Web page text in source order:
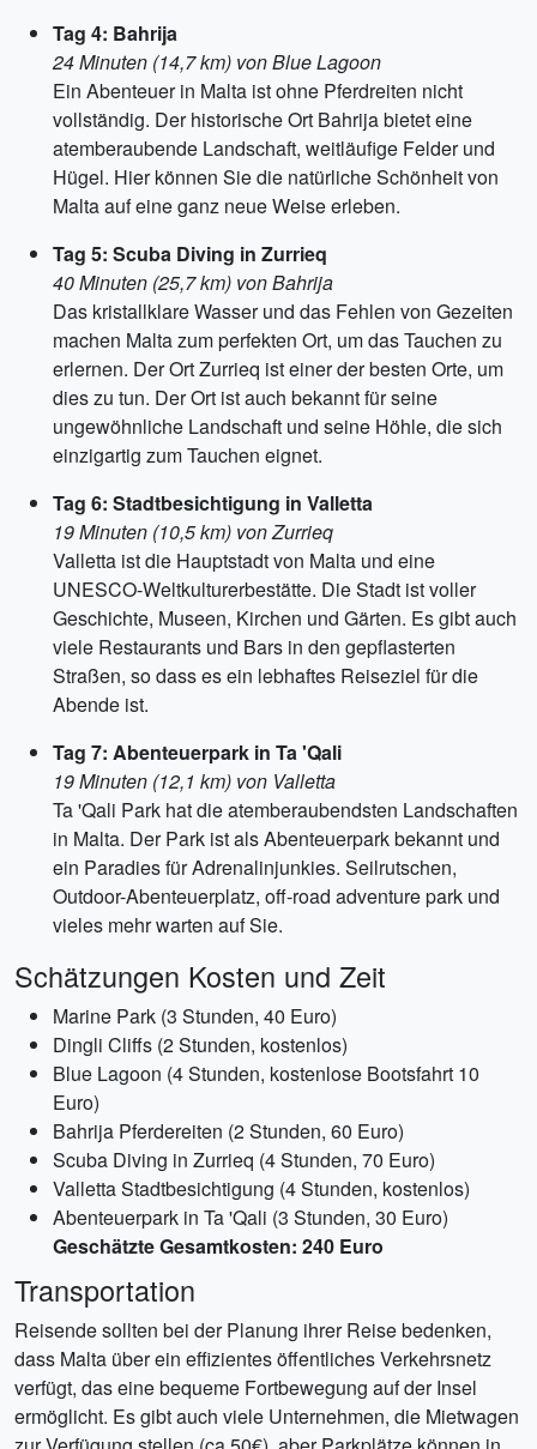
Tag 4: Bahrija
24 Minuten (14,7 km) von Blue Lagoon
Ein Abenteuer in Malta ist ohne Pferdreiten nicht
vollständig. Der historische Ort Bahrija bietet eine
atemberaubende Landschaft, weitläufige Felder und
Hügel. Hier können Sie die natürliche Schönheit von
Malta auf eine ganz neue Weise erleben.
Tag 5: Scuba Diving in Zurrieq
40 Minuten (25,7 km) von Bahrija
Das kristallklare Wasser und das Fehlen von Gezeiten
machen Malta zum perfekten Ort, um das Tauchen zu
erlernen. Der Ort Zurrieq ist einer der besten Orte, um
dies zu tun. Der Ort ist auch bekannt für seine
ungewöhnliche Landschaft und seine Höhle, die sich
einzigartig zum Tauchen eignet.
Tag 6: Stadtbesichtigung in Valletta
19 Minuten (10,5 km) von Zurrieq
Valletta ist die Hauptstadt von Malta und eine
UNESCO-Weltkulturerbestätte. Die Stadt ist voller
Geschichte, Museen, Kirchen und Gärten. Es gibt auch
viele Restaurants und Bars in den gepflasterten
Straßen, so dass es ein lebhaftes Reiseziel für die
Abende ist.
Tag 7: Abenteuerpark in Ta 'Qali
19 Minuten (12,1 km) von Valletta
Ta 'Qali Park hat die atemberaubendsten Landschaften
in Malta. Der Park ist als Abenteuerpark bekannt und
ein Paradies für Adrenalinjunkies. Seilrutschen,
Outdoor-Abenteuerplatz, off-road adventure park und
vieles mehr warten auf Sie.
Schätzungen Kosten und Zeit
Marine Park (3 Stunden, 40 Euro)
Dingli Cliffs (2 Stunden, kostenlos)
Blue Lagoon (4 Stunden, kostenlose Bootsfahrt 10
Euro)
Bahrija Pferdereiten (2 Stunden, 60 Euro)
Scuba Diving in Zurrieq (4 Stunden, 70 Euro)
Valletta Stadtbesichtigung (4 Stunden, kostenlos)
Abenteuerpark in Ta 'Qali (3 Stunden, 30 Euro)
Geschätzte Gesamtkosten: 240 Euro
Transportation
Reisende sollten bei der Planung ihrer Reise bedenken,
dass Malta über ein effizientes öffentliches Verkehrsnetz
verfügt, das eine bequeme Fortbewegung auf der Insel
ermöglicht. Es gibt auch viele Unternehmen, die Mietwagen